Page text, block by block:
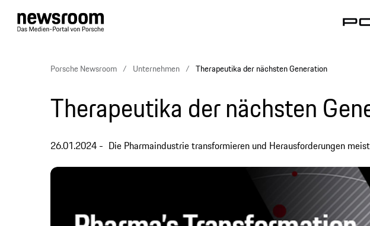
Porsche Newsroom Unternehmen Therapeutika der nächsten Generation
Therapeutika der nächsten
26.01.2024 Die Pharmaindustrie transformieren und Herausforderungen